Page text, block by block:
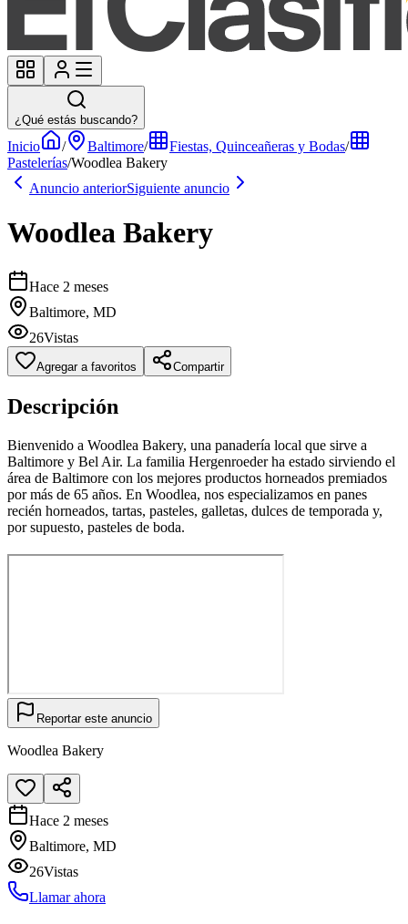
¿Qué estás buscando?
Inicio / Baltimore/ Fiestas, Quinceañeras y Bodas/
Pastelerías/Woodlea Bakery
Anuncio anteriorSiguiente anuncio
Woodlea Bakery
Hace 2 meses
Baltimore, MD
26Vistas
Agregar a favoritos Compartir
Descripción
Bienvenido a Woodlea Bakery, una panadería local que sirve a
Baltimore y Bel Air. La familia Hergenroeder ha estado sirviendo el
área de Baltimore con los mejores productos horneados premiados
por más de 65 años. En Woodlea, nos especializamos en panes
recién horneados, tartas, pasteles, galletas, dulces de temporada y,
por supuesto, pasteles de boda.
Reportar este anuncio
Woodlea Bakery
Hace 2 meses
Baltimore, MD
26Vistas
Llamar ahora